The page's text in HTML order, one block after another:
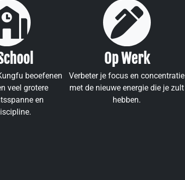
beoefenen
veel grotere
en
Op Werk
Verbeter je focus en concentratie
met de nieuwe energie die je zult
hebben.